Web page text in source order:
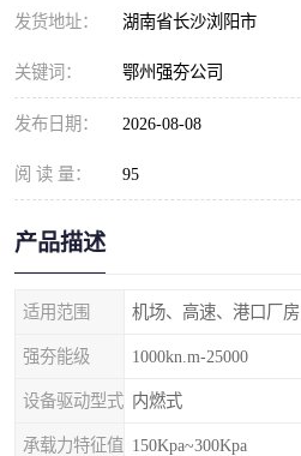
发货地址： 湖南省长沙浏阳市
关键词： 鄂州强夯公司
发布日期： 2026-08-08
阅 读 量： 95
产品描述
适用范围 机场、高速、港口厂房
强夯能级 1000kn.m-25000
设备驱动型式 内燃式
承载力特征值 150Kpa~300Kpa